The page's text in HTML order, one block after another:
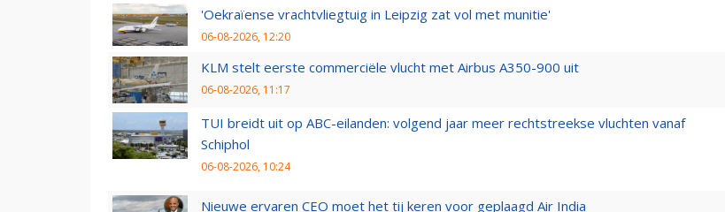
'Oekraïense vrachtvliegtuig in Leipzig zat vol met munitie'
06-08-2026, 12:20
KLM stelt eerste commerciële vlucht met Airbus A350-900 uit
06-08-2026, 11:17
TUI breidt uit op ABC-eilanden: volgend jaar meer rechtstreekse vluchten vanaf
Schiphol
06-08-2026, 10:24
Nieuwe ervaren CEO moet het tij keren voor geplaagd Air India